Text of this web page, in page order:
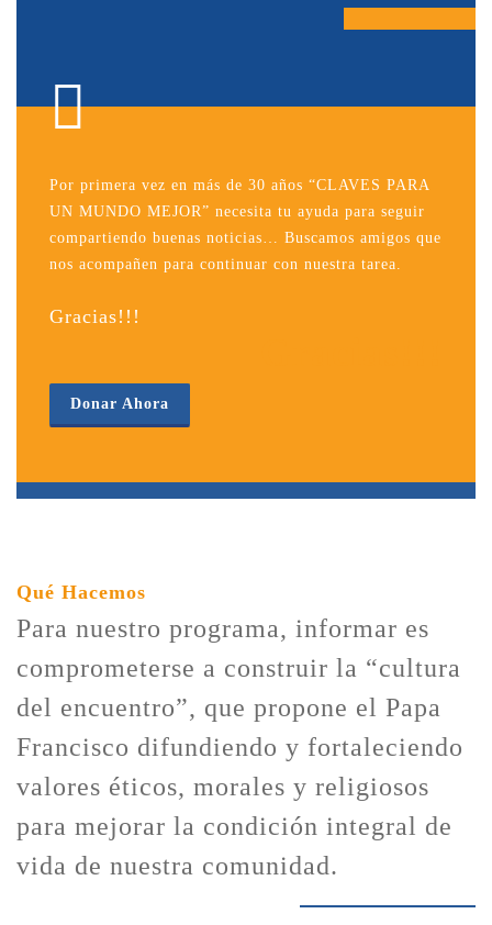
Por primera vez en más de 30 años “CLAVES PARA
UN MUNDO MEJOR” necesita tu ayuda para seguir
compartiendo buenas noticias… Buscamos amigos que
nos acompañen para continuar con nuestra tarea.
Gracias!!!
Donar Ahora
Qué Hacemos
Para nuestro programa, informar es
comprometerse a construir la “cultura
del encuentro”, que propone el Papa
Francisco difundiendo y fortaleciendo
valores éticos, morales y religiosos
para mejorar la condición integral de
vida de nuestra comunidad.